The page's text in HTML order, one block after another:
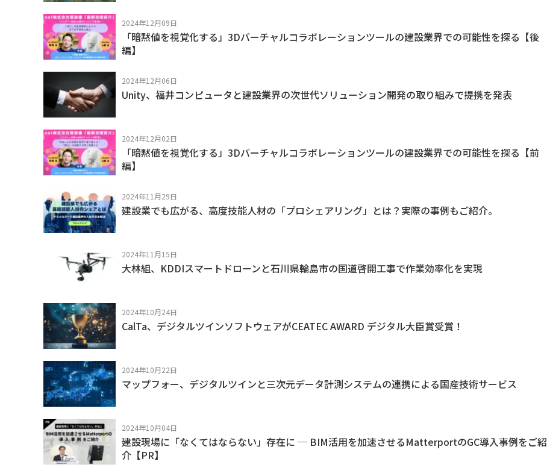
2024年12月09日
「暗黙値を視覚化する」3Dバーチャルコラボレーションツールの建設業界での可能性を探る【後
編】
2024年12月06日
Unity、福井コンピュータと建設業界の次世代ソリューション開発の取り組みで提携を発表
2024年12月02日
「暗黙値を視覚化する」3Dバーチャルコラボレーションツールの建設業界での可能性を探る【前
編】
2024年11月29日
建設業でも広がる、高度技能人材の「プロシェアリング」とは？実際の事例もご紹介。
2024年11月15日
大林組、KDDIスマートドローンと石川県輪島市の国道啓開工事で作業効率化を実現
2024年10月24日
CalTa、デジタルツインソフトウェアがCEATEC AWARD デジタル大臣賞受賞！
2024年10月22日
マップフォー、デジタルツインと三次元データ計測システムの連携による国産技術サービス
2024年10月04日
建設現場に「なくてはならない」存在に ─ BIM活用を加速させるMatterportのGC導入事例をご紹
介【PR】